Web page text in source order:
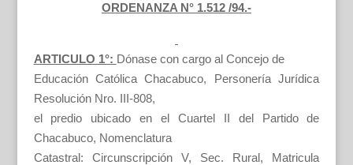
ORDENANZA N° 1.512 /94.-
ARTICULO 1°: Dónase con cargo al Concejo de
Educación Católica Chacabuco, Personería Jurídica
Resolución Nro. III-808,
el predio ubicado en el Cuartel II del Partido de
Chacabuco, Nomenclatura
Catastral: Circunscripción V, Sec. Rural, Matricula